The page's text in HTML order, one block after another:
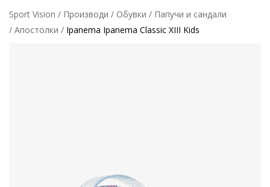
Sport Vision Производи Обувки
Папучи и сандали
Апостолки
Ipanema Ipanema Classic XIII Kids